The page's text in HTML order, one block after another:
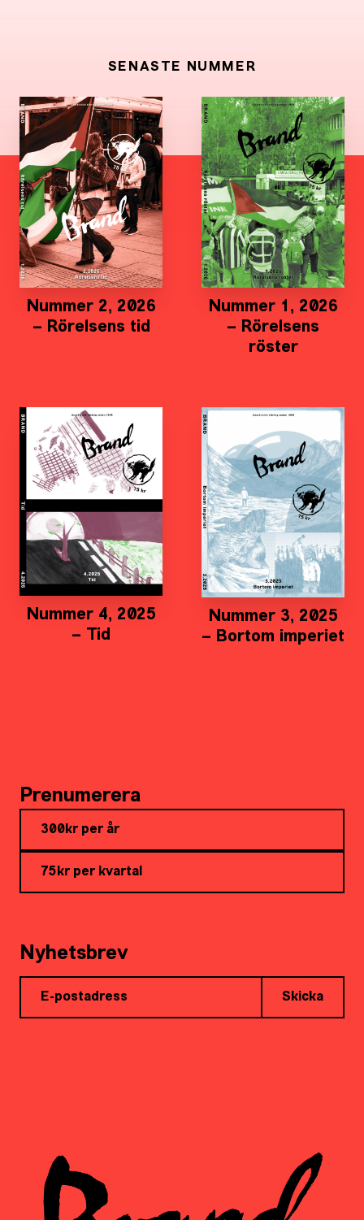
SENASTE NUMMER
Nummer 2, 2026
– Rörelsens tid
Nummer 1, 2026
– Rörelsens
röster
Nummer 4, 2025
– Tid
Nummer 3, 2025
– Bortom imperiet
Prenumerera
300kr per år
75kr per kvartal
Nyhetsbrev
Skicka